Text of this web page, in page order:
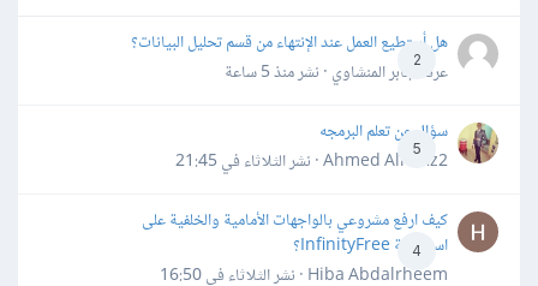
2
هل أستطيع العمل عند الإنتهاء من قسم تحليل البيانات؟
عرفه جابر المنشاوي · نشرمنذ 5 ساعة
5
سؤال عن تعلم البرمجه
Ahmed Alhafiz2 · نشر
الثلاثاء في 21:45
4
كيف ارفع مشروعي بالواجهات الأمامية والخلفية على
استضافة InfinityFree؟
Hiba Abdalrheem · نشر
الثلاثاء في 16:50